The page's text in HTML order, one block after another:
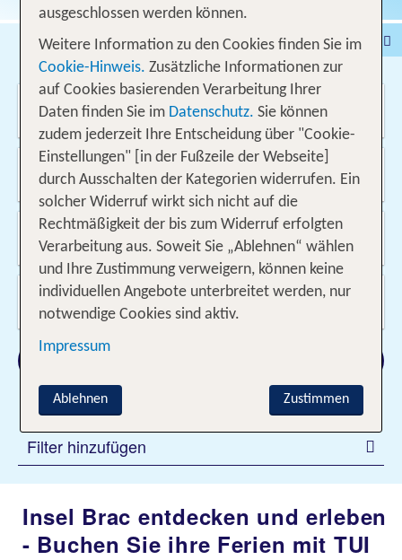
Pauschalferien
Hotel
Städtereisen
% DEALS
Ferienhaus
Kreuzfahrten
Fahrzeuge Ausflüge
Wo soll es hin gehen?
Von wo?
Schweiz
Wann & wie lange?
09.08.2026 - 24.05.2027, 1 Woche
Wer reist mit?
2 Erwachsene
Filter hinzufügen
Insel Brac entdecken und erleben
- Buchen Sie ihre Ferien mit TUI
ausgeschlossen werden können.
Weitere Information zu den Cookies finden Sie im
Cookie-Hinweis. Zusätzliche Informationen zur
auf Cookies basierenden Verarbeitung Ihrer
Daten finden Sie im Datenschutz. Sie können
zudem jederzeit Ihre Entscheidung über "Cookie-
Einstellungen" [in der Fußzeile der Webseite]
durch Ausschalten der Kategorien widerrufen. Ein
solcher Widerruf wirkt sich nicht auf die
Rechtmäßigkeit der bis zum Widerruf erfolgten
Verarbeitung aus. Soweit Sie „Ablehnen“ wählen
und Ihre Zustimmung verweigern, können keine
individuellen Angebote unterbreitet werden, nur
notwendige Cookies sind aktiv.
Impressum
Zustimmen
Ablehnen